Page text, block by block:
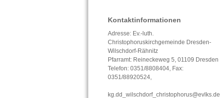
Kontaktinformationen
Adresse: Ev.-luth.
Christophoruskirchgemeinde Dresden-
Wilschdorf-Rähnitz
Pfarramt: Reineckeweg 5, 01109 Dresden
Telefon: 0351/8808404, Fax:
0351/88920524,
kg.dd_wilschdorf_christophorus@evlks.de